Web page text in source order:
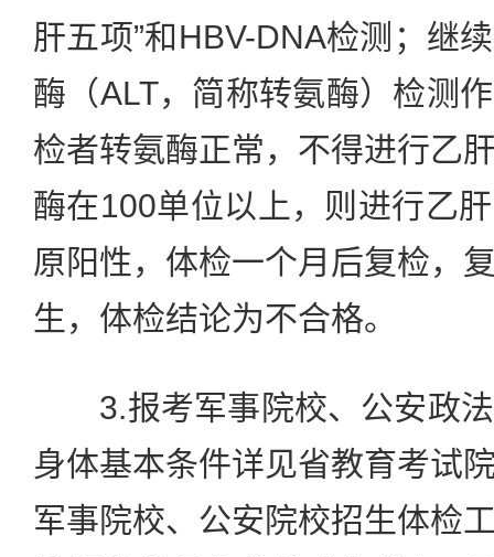
肝五项”和HBV-DNA检测；继
酶（ALT，简称转氨酶）检测
检者转氨酶正常，不得进行乙
酶在100单位以上，则进行乙
原阳性，体检一个月后复检，
生，体检结论为不合格。
3.报考军事院校、公安政法
身体基本条件详见省教育考试
军事院校、公安院校招生体检